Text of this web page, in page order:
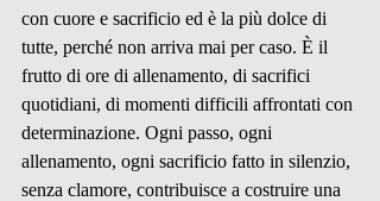
con cuore e sacrificio ed è la più dolce di
tutte, perché non arriva mai per caso. È il
frutto di ore di allenamento, di sacrifici
quotidiani, di momenti difficili affrontati con
determinazione. Ogni passo, ogni
allenamento, ogni sacrificio fatto in silenzio,
senza clamore, contribuisce a costruire una